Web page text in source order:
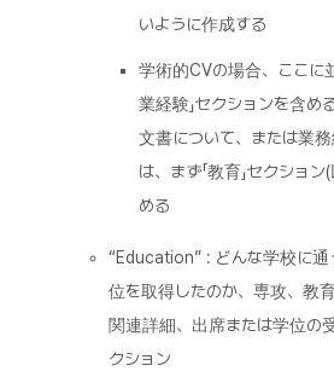
いように作成する
学術的CVの場合、ここに
業経験」セクションを含め
文書について、または業
は、まず「教育」セクショ
める
“Education” : どんな学校に通
位を取得したのか、専攻、教
関連詳細、出席または学位の
クション